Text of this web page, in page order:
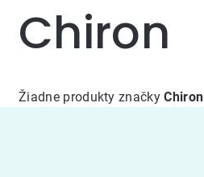
Chiron
Žiadne produkty značkyChiron